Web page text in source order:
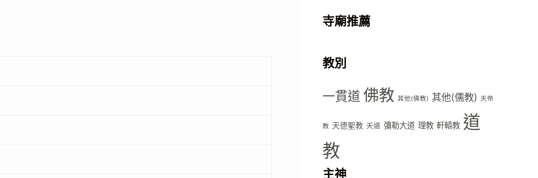
寺廟推薦
教別
一貫道 佛教 其他(佛教) 其他(儒教) 天帝
教 天德聖教 天道 彌勒大道 理教 軒轅教 道
教
主神